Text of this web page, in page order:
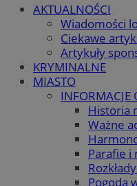
AKTUALNOŚCI
Wiadomości
Ciekawe
Artykuły
KRYMINALNE
MIASTO
INFORMACJE
Historia
Ważne
Parafie i
Pogoda